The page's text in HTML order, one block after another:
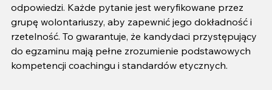
odpowiedzi. Każde pytanie jest weryfikowane przez
grupę wolontariuszy, aby zapewnić jego dokładność i
rzetelność. To gwarantuje, że kandydaci przystępujący
do egzaminu mają pełne zrozumienie podstawowych
kompetencji coachingu i standardów etycznych.